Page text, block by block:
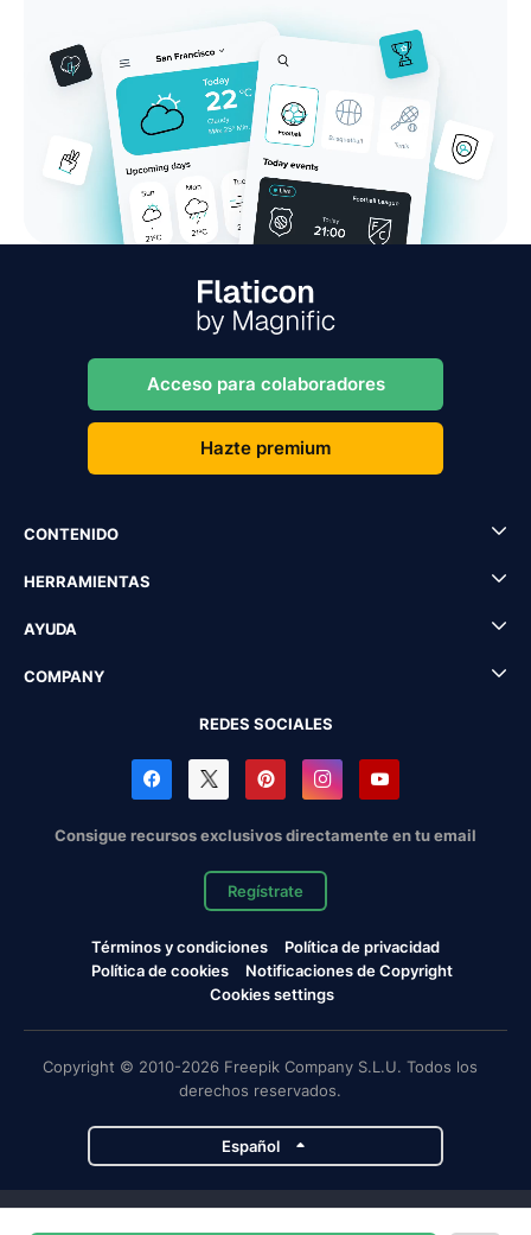
Acceso para colaboradores
Hazte premium
CONTENIDO
HERRAMIENTAS
AYUDA
COMPANY
REDES SOCIALES
Consigue recursos exclusivos directamente en tu email
Regístrate
Términos y condiciones
Política de privacidad
Política de cookies
Notificaciones de Copyright
Cookies settings
Copyright © 2010-2026 Freepik Company S.L.U. Todos los
derechos reservados.
Español